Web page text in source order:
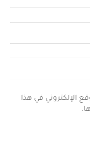
الإلكتروني في هذا